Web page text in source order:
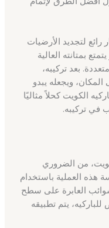
رائع لتجديد الأرضيات
بمتانته العالية
بعد تركيبه،
ويجعله يبدو
الكويت كحلاً مثاليًا
في تركيبه.
من الضروري
هذه العملية باستخدام
العابرة على سطح
يتم تطبيقه